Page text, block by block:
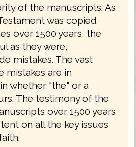
of the manuscripts. As
was copied
over 1500 years, the
as they were,
mistakes. The vast
mistakes are in
whether "the" or a
The testimony of the
over 1500 years
on all the key issues